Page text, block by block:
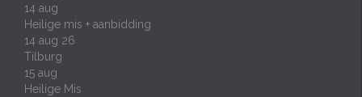
14 aug
Heilige mis + aanbidding
14 aug 26
Tilburg
15 aug
Heilige Mis